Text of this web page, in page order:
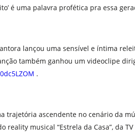
é uma palavra profética pra essa
lançou uma sensível e íntima
também ganhou um videoclipe
.
trajetória ascendente no cenário da
reality musical “Estrela da Casa”, da